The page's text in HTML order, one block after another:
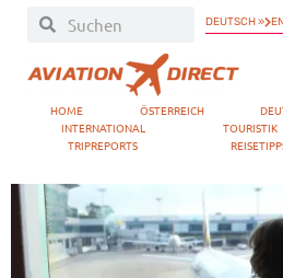
DEUTSCH »
HOME ÖSTERREICH
INTERNATIONAL
TOURISTIK
TRIPREPORTS